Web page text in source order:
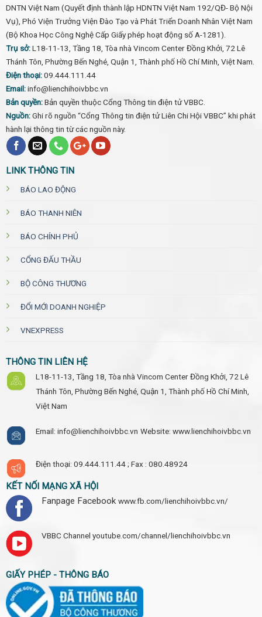
DNTN Việt Nam (Quyết định thành lập HDNTN Việt Nam 192/QĐ- Bộ Nội
Vụ), Phó Viện Trưởng Viện Đào Tạo và Phát Triển Doanh Nhân Việt Nam
(Bộ Khoa Học Công Nghệ Cấp Giấy phép hoạt động số A-1281).
Trụ sở:L18-11-13, Tầng 18, Tòa nhà Vincom Center Đồng Khởi, 72 Lê
Thánh Tôn, Phường Bến Nghé, Quận 1, Thành phố Hồ Chí Minh, Việt Nam.
Điện thoại:09.444.111.44
Email:info@lienchihoivbbc.vn
Bản quyền:Bản quyền thuộc Cổng Thông tin điện tử VBBC.
Nguồn:Ghi rõ nguồn “Cổng Thông tin điện tử Liên Chi Hội VBBC” khi phát
hành lại thông tin từ các nguồn này.
LINK THÔNG TIN
BÁO LAO ĐỘNG
BÁO THANH NIÊN
BÁO CHÍNH PHỦ
CỔNG ĐẤU THẦU
BỘ CÔNG THƯƠNG
ĐỔI MỚI DOANH NGHIỆP
VNEXPRESS
THÔNG TIN LIÊN HỆ
L18-11-13, Tầng 18, Tòa nhà Vincom Center Đồng Khởi, 72 Lê
Thánh Tôn, Phường Bến Nghé, Quận 1, Thành phố Hồ Chí Minh,
Việt Nam
Email: info@lienchihoivbbc.vn Website: www.lienchihoivbbc.vn
Điện thoại: 09.444.111.44 ; Fax : 080.48924
KẾT NỐI MẠNG XÃ HỘI
Fanpage Facebook www.fb.com/lienchihoivbbc.vn/
VBBC Channel youtube.com/channel/lienchihoivbbc.vn
GIẤY PHÉP - THÔNG BÁO